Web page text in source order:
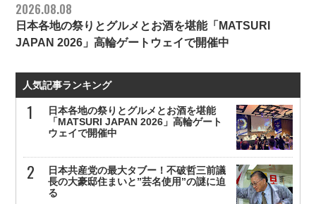
2026.08.08
日本各地の祭りとグルメとお酒を堪能「MATSURI
JAPAN 2026」高輪ゲートウェイで開催中
人気記事ランキング
日本各地の祭りとグルメとお酒を堪能
「MATSURI JAPAN 2026」高輪ゲート
ウェイで開催中
日本共産党の最大タブー！不破哲三前議
長の大豪邸住まいと”芸名使用”の謎に迫
る